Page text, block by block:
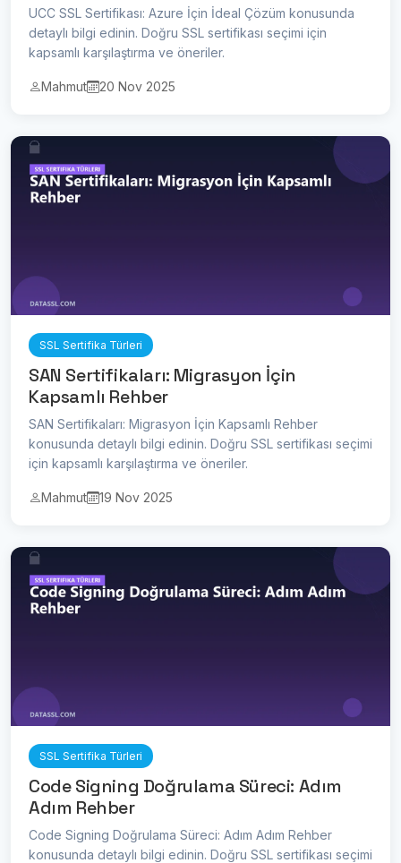
UCC SSL Sertifikası: Azure İçin İdeal Çözüm konusunda
detaylı bilgi edinin. Doğru SSL sertifikası seçimi için
kapsamlı karşılaştırma ve öneriler.
Mahmut 20 Nov 2025
SSL Sertifika Türleri
SAN Sertifikaları: Migrasyon İçin
Kapsamlı Rehber
SAN Sertifikaları: Migrasyon İçin Kapsamlı Rehber
konusunda detaylı bilgi edinin. Doğru SSL sertifikası seçimi
için kapsamlı karşılaştırma ve öneriler.
Mahmut 19 Nov 2025
SSL Sertifika Türleri
Code Signing Doğrulama Süreci: Adım
Adım Rehber
Code Signing Doğrulama Süreci: Adım Adım Rehber
konusunda detaylı bilgi edinin. Doğru SSL sertifikası seçimi